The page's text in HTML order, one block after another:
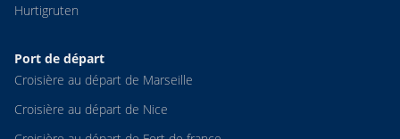
Hurtigruten
Port de départ
Croisière au départ de Marseille
Croisière au départ de Nice